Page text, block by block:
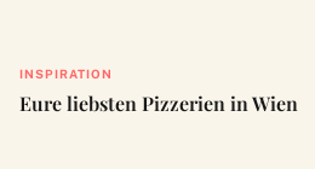
INSPIRATION
Eure liebsten Pizzerien in Wien